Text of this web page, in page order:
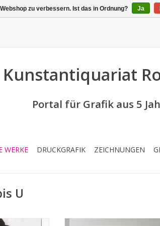
Kunstantiquariat
Portal für Grafik aus 5
WERKE DRUCKGRAFIK ZEICHNUNGEN
U
zu verbessern. Ist das in Ordnung? Ja